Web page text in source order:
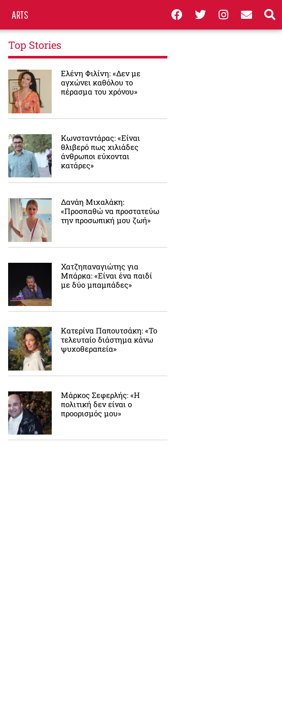
ARTS
Top Stories
Ελένη Φιλίνη: «Δεν με
αγχώνει καθόλου το
πέρασμα του χρόνου»
Κωνσταντάρας: «Είναι
θλιβερό πως χιλιάδες
άνθρωποι εύχονται
κατάρες»
Δανάη Μιχαλάκη:
«Προσπαθώ να προστατεύω
την προσωπική μου ζωή»
Χατζηπαναγιώτης για
Μπάρκα: «Είναι ένα παιδί
με δύο μπαμπάδες»
Κατερίνα Παπουτσάκη: «Το
τελευταίο διάστημα κάνω
ψυχοθεραπεία»
Μάρκος Σεφερλής: «Η
πολιτική δεν είναι ο
προορισμός μου»